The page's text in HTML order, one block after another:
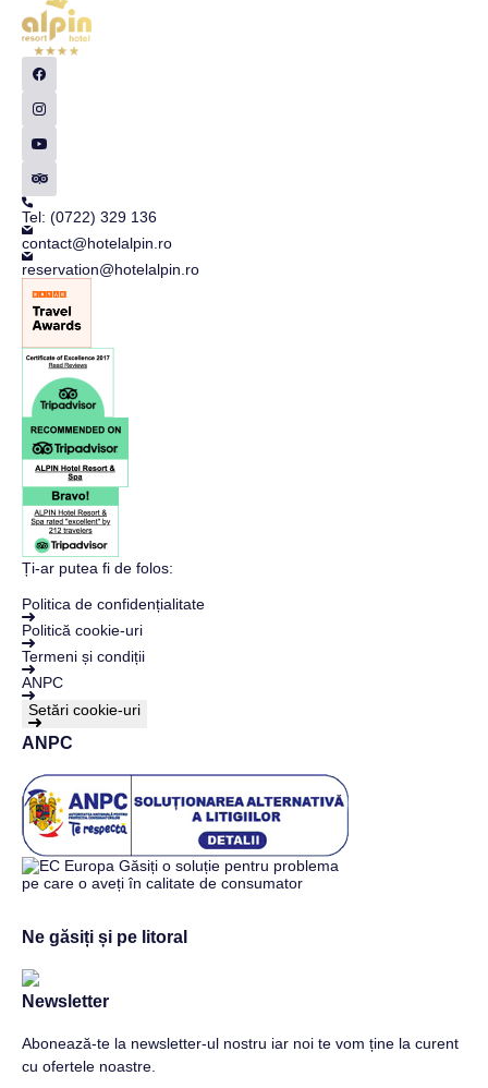
Tel: (0722) 329 136
contact@hotelalpin.ro
reservation@hotelalpin.ro
Ți-ar putea fi de folos:
Politica de confidențialitate
Politică cookie-uri
Termeni și condiții
ANPC
Setări cookie-uri
ANPC
Ne găsiți și pe litoral
Newsletter
Abonează-te la newsletter-ul nostru iar noi te vom ține la curent
cu ofertele noastre.